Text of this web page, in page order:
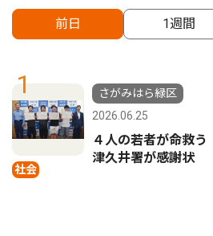
前日 1週間
1
社会
さがみはら緑区
2026.06.25
４人の若者が命救
津久井署が感謝状